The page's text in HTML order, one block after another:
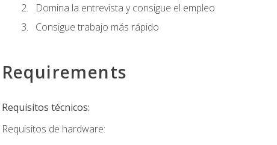
Domina la entrevista y consigue el empleo
Consigue trabajo más rápido
Requirements
Requisitos técnicos:
Requisitos de hardware: